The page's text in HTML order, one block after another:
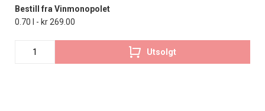
Bestill fra Vinmonopolet
0.70 l - kr 269.00
Utsolgt